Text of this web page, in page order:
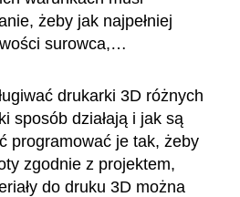
żeby jak najpełniej
surowca,…
drukarki 3D różnych
sposób działają i jak są
programować je tak, żeby
zgodnie z projektem,
do druku 3D można